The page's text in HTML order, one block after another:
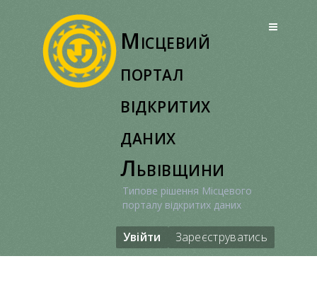
Місцевий
портал
відкритих
даних
Львівщини
Типове рішення Місцевого
порталу відкритих даних
Увійти Зареєструватись